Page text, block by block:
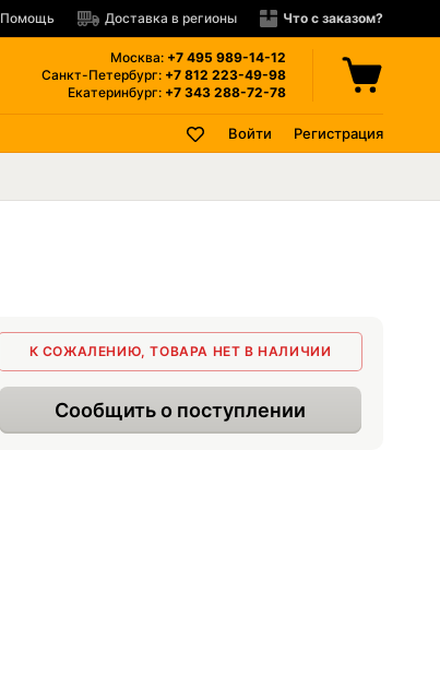
Помощь Доставка в регионы Что с заказом?
Москва: +7 495 989-14-12
Санкт-Петербург: +7 812 223-49-98
Екатеринбург: +7 343 288-72-78
Войти Регистрация
К СОЖАЛЕНИЮ, ТОВАРА НЕТ В НАЛИЧИИ
Сообщить о поступлении